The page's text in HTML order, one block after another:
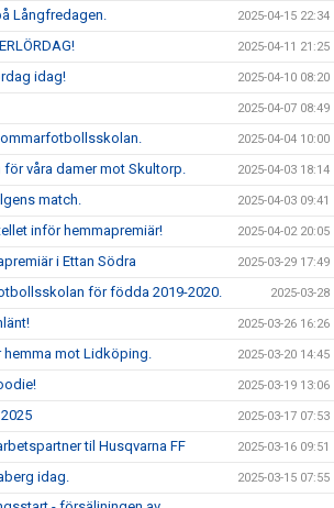
Långfredagen. 2025-04-15 22:34
2025-04-11 21:25
idag! 2025-04-10 08:20
2025-04-07 08:49
2025-04-04 10:00
våra damer mot Skultorp. 2025-04-03 18:14
match. 2025-04-03 09:41
inför hemmapremiär! 2025-04-02 20:05
i Ettan Södra 2025-03-29 17:49
för födda 2019-2020. 2025-03-28
2025-03-26 16:26
hemma mot Lidköping. 2025-03-20 14:45
2025-03-19 13:06
2025-03-17 07:53
til Husqvarna FF 2025-03-16 09:51
idag. 2025-03-15 07:55